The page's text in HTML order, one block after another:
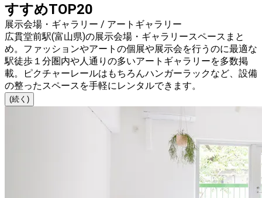
すすめTOP20
展示会場・ギャラリー / アートギャラリー
広貫堂前駅(富山県)の展示会場・ギャラリースペースまと
め。ファッションやアートの個展や展示会を行うのに最適な
駅徒歩１分圏内や人通りの多いアートギャラリーを多数掲
載。ピクチャーレールはもちろんハンガーラックなど、設備
の整ったスペースを手軽にレンタルできます。
(続く)